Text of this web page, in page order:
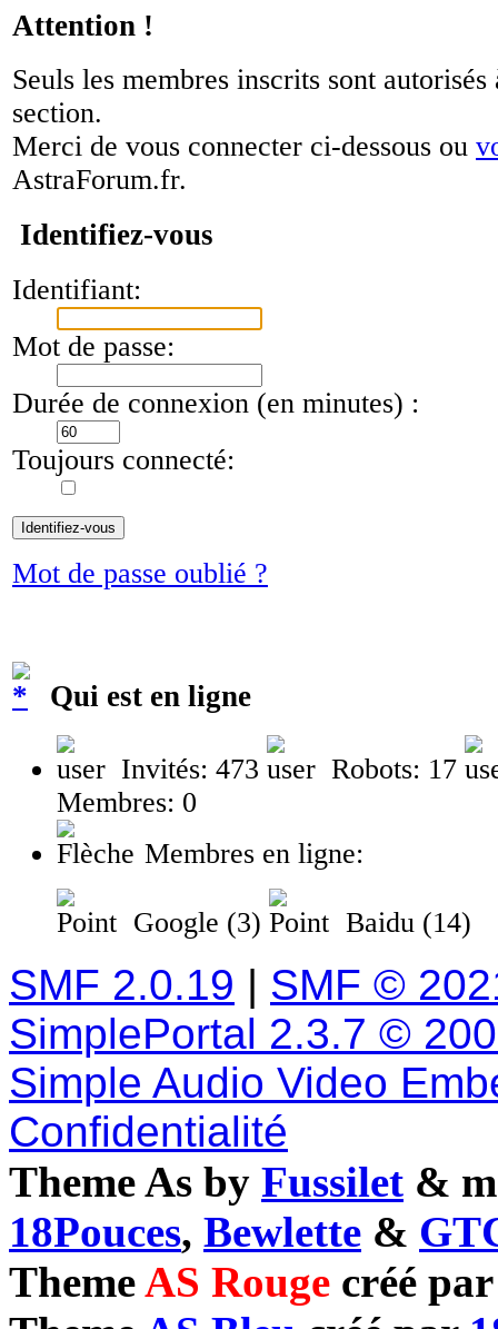
Attention !
Seuls les membres inscrits sont autorisés
section.
Merci de vous connecter ci-dessous ou
AstraForum.fr.
Identifiez-vous
Identifiant:
Mot de passe:
Durée de connexion (en minutes) :
Toujours connecté:
Mot de passe oublié ?
Qui est en ligne
Invités: 473
Robots: 17
Membres: 0
Membres en ligne:
Google (3) Baidu (14)
SMF 2.0.19 | SMF ©
SimplePortal 2.3.7 ©
Simple Audio Video
Confidentialité
Theme As by Fussilet &
18Pouces, Bewlette &
ThemeAS Rouge créé